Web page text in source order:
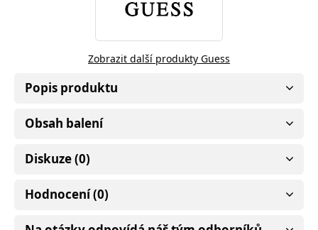
Zobrazit další produkty Guess
Popis produktu
Obsah balení
Diskuze (0)
Hodnocení (0)